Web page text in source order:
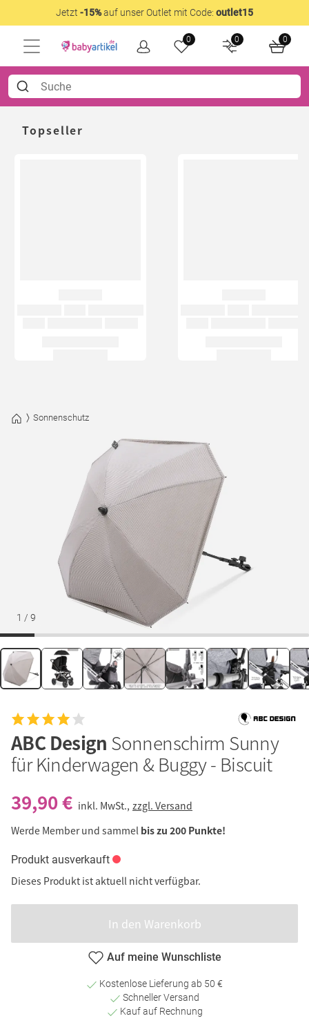
Jetzt -15%auf unser Outlet mit Code: outlet15
0 0 0
Topseller
Sonnenschutz
1 / 9
ABC Design Sonnenschirm Sunny
für Kinderwagen & Buggy - Biscuit
39,90 € inkl. MwSt., zzgl. Versand
Werde Member und sammel bis zu 200 Punkte!
Produkt ausverkauft
Dieses Produkt ist aktuell nicht verfügbar.
In den Warenkorb
Auf meine Wunschliste
Kostenlose Lieferung ab 50 €
Schneller Versand
Kauf auf Rechnung